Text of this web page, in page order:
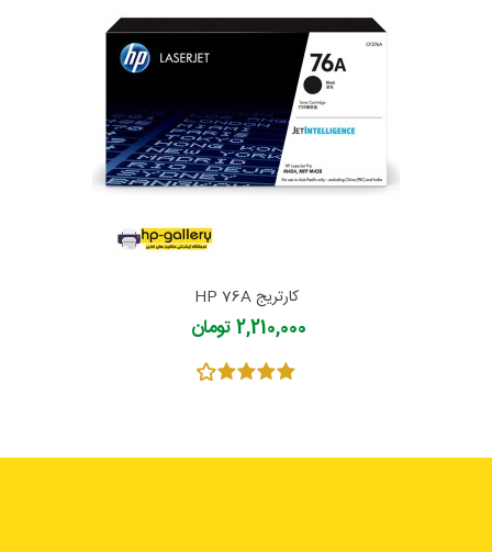
کارتریج HP 76A
2,210,000 تومان